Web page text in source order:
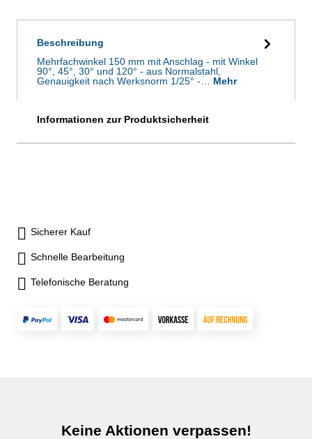
Beschreibung
Mehrfachwinkel 150 mm mit Anschlag - mit Winkel
90°, 45°, 30° und 120° - aus Normalstahl,
Genauigkeit nach Werksnorm 1/25° -… Mehr
Informationen zur Produktsicherheit
Sicherer Kauf
Schnelle Bearbeitung
Telefonische Beratung
Keine Aktionen verpassen!